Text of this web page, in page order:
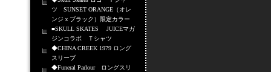
ツ SUNSET ORANGE（オレ
ンジｘブラック）限定カラー
■SKULL SKATES JUICEマガ
ジンコラボ Ｔシャツ
◆CHINA CREEK 1979 ロング
スリーブ
◆Funeral Parlour ロングスリ